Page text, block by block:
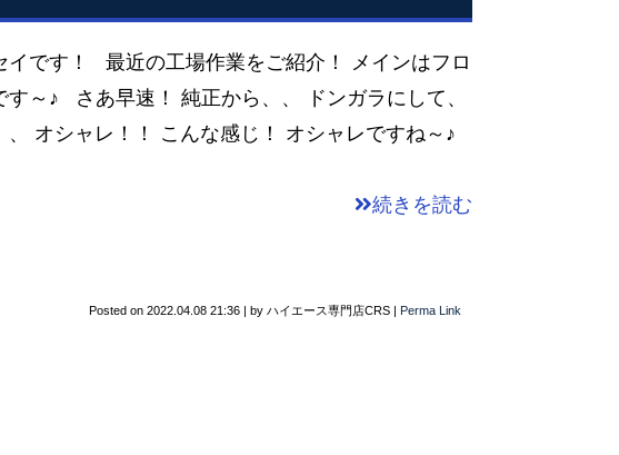
イです！ 最近の工場作業をご紹介！ メインはフロ
す～♪ さあ早速！ 純正から、、 ドンガラにして、
、 オシャレ！！ こんな感じ！ オシャレですね～♪
続きを読む
Posted on 2022.04.08 21:36 | by ハイエース専門店CRS | Perma Link